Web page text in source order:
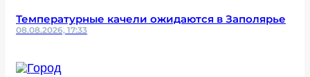
Температурные качели ожидаются в Заполярье
08.08.2026, 17:33